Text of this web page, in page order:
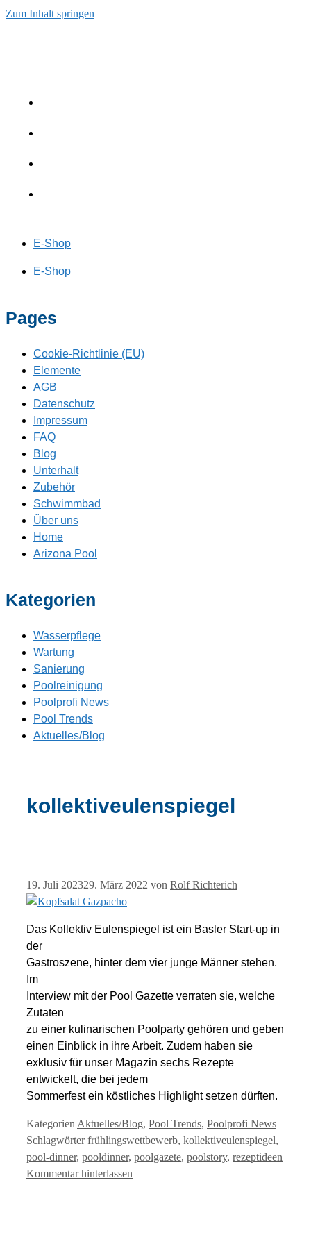
Zum Inhalt springen
E-Shop
E-Shop
Pages
Cookie-Richtlinie (EU)
Elemente
AGB
Datenschutz
Impressum
FAQ
Blog
Unterhalt
Zubehör
Schwimmbad
Über uns
Home
Arizona Pool
Kategorien
Wasserpflege
Wartung
Sanierung
Poolreinigung
Poolprofi News
Pool Trends
Aktuelles/Blog
kollektiveulenspiegel
19. Juli 202329. März 2022 von Rolf Richterich
Das Kollektiv Eulenspiegel ist ein Basler Start-up in
der
Gastroszene, hinter dem vier junge Männer stehen.
Im
Interview mit der Pool Gazette verraten sie, welche
Zutaten
zu einer kulinarischen Poolparty gehören und geben
einen Einblick in ihre Arbeit. Zudem haben sie
exklusiv für unser Magazin sechs Rezepte
entwickelt, die bei jedem
Sommerfest ein köstliches Highlight setzen dürften.
Kategorien Aktuelles/Blog, Pool Trends, Poolprofi News
Schlagwörterfrühlingswettbewerb, kollektiveulenspiegel,
pool-dinner, pooldinner, poolgazete, poolstory, rezeptideen
Kommentar hinterlassen